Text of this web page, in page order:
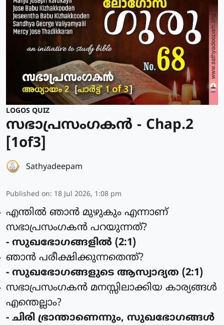
LOGOS QUIZ
സഭാപ്രസംഗകൻ - Chap.2
[1of3]
Sathyadeepam
Published on: 18 Jul 2026, 1:08 pm
എന്തില്‍ ഞാന്‍ മുഴുകും എന്നാണ്
സഭാപ്രസംഗകന്‍ പറയുന്നത്?
- സുഖഭോഗങ്ങളില്‍ (2:1)
ഞാന്‍ പരീക്ഷിക്കുന്നതെന്ത്?
- സുഖഭോഗങ്ങളുടെ ആസ്വാദ്യത (2:1)
സഭാപ്രസംഗകന്‍ മനസ്സിലാക്കിയ കാര്യങ്ങള്‍
എന്തെല്ലാം?
- ചിരി ഭ്രാന്താണെന്നും, സുഖഭോഗങ്ങള്‍